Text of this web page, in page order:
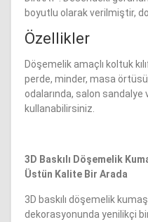
Suni Deri Giyimlik
Süper Alpaka Kumaşlar
Tülbent Kumaşlar
boyutlu olarak verilmiştir,
Özellikler
Döşemelik amaçlı koltuk
perde, minder, masa
odalarında, salon sandalye
kullanabilirsiniz.
3D Baskılı Döşemelik
Üstün Kalite Bir Arada
3D baskılı döşemelik
dekorasyonunda yenilikçi